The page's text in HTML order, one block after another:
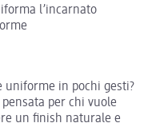
l’incarnato
uniforme in pochi gesti?
per chi vuole
un finish naturale e